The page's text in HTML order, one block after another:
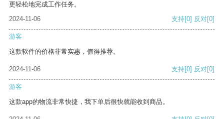
更轻松地完成工作任务。
2024-11-06
支持[0] 反对[0]
游客
这款软件的价格非常实惠，值得推荐。
2024-11-06 支持[0] 反对[0]
游客
这款app的物流非常快捷，我下单后很快就能收到商品。